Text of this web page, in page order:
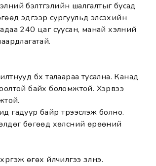
бэлтгэлийн шалгалтыг бусад
эдгээр сургуульд элсэхийн
240 цаг суусан, манай хэлний
бүх талаараа тусална. Канад
байх боломжтой. Хэрвээ
гадуур байр түрээслэж болно.
бөгөөд хөлсний өрөөний
өгөх үйлчилгээ үзүүлнэ.